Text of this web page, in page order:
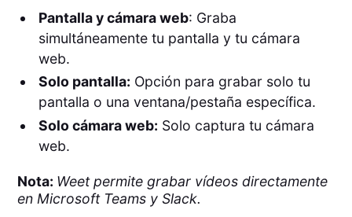
Pantalla y cámara web: Graba
simultáneamente tu pantalla y tu cámara
web.
Solo pantalla: Opción para grabar solo tu
pantalla o una ventana/pestaña específica.
Solo cámara web: Solo captura tu cámara
web.
Nota: Weet permite grabar vídeos directamente
en Microsoft Teams y Slack.